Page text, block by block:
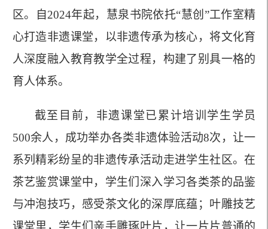
区。自2024年起，慧泉书院依托“慧创”工作室精
心打造非遗课堂，以非遗传承为核心，将文化育
人深度融入教育教学全过程，构建了别具一格的
育人体系。
截至目前，非遗课堂已累计培训学生学员
500余人，成功举办各类非遗体验活动8次，让一
系列精彩纷呈的非遗传承活动走进学生社区。在
茶艺鉴赏课堂中，学生们深入学习各类茶的品鉴
与冲泡技巧，感受茶文化的深厚底蕴；叶雕技艺